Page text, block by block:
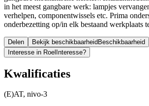
in het meest gangbare werk: lampjes
verhelpen, componentwissels etc. Prima
onderbezetting op/in elk bestaand werkplaats
Delen Bekijk beschikbaarheidBeschikbaarheid
Interesse in RoelInteresse?
Kwalificaties
(E)AT, nivo-3